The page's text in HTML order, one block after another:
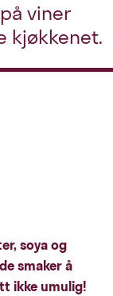
viner
kjøkkenet.
soya og
smaker å
ikke umulig!